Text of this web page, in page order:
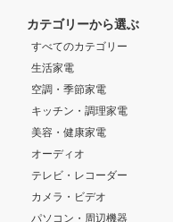
カテゴリーから選ぶ
すべてのカテゴリー
生活家電
空調・季節家電
キッチン・調理家電
美容・健康家電
オーディオ
テレビ・レコーダー
カメラ・ビデオ
パソコン・周辺機器